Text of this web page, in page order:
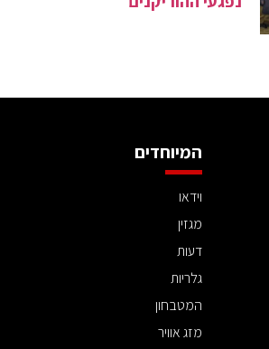
המיוחדים
וידאו
מגזין
דעות
גלריות
המטבחון
מזג אוויר